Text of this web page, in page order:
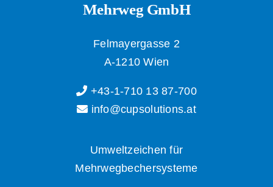
Mehrweg GmbH
Felmayergasse 2
A-1210 Wien
+43-1-710 13 87-700
info@cupsolutions.at
Umweltzeichen für
Mehrwegbechersysteme